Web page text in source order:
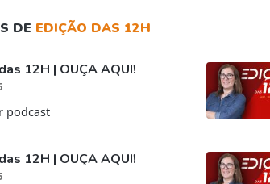
DE EDIÇÃO DAS 12H
12H | OUÇA AQUI!
podcast
12H | OUÇA AQUI!